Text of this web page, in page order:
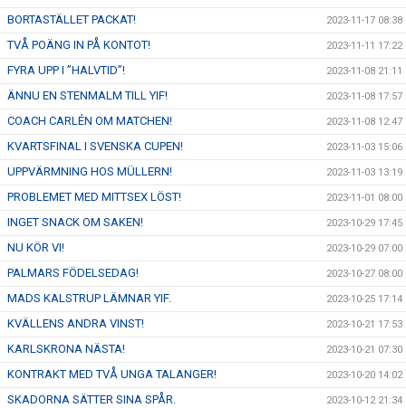
BORTASTÄLLET PACKAT! 2023-11-17 08:38
TVÅ POÄNG IN PÅ KONTOT! 2023-11-11 17:22
FYRA UPP I ”HALVTID”! 2023-11-08 21:11
ÄNNU EN STENMALM TILL YIF! 2023-11-08 17:57
COACH CARLÉN OM MATCHEN! 2023-11-08 12:47
KVARTSFINAL I SVENSKA CUPEN! 2023-11-03 15:06
UPPVÄRMNING HOS MÜLLERN! 2023-11-03 13:19
PROBLEMET MED MITTSEX LÖST! 2023-11-01 08:00
INGET SNACK OM SAKEN! 2023-10-29 17:45
NU KÖR VI! 2023-10-29 07:00
PALMARS FÖDELSEDAG! 2023-10-27 08:00
MADS KALSTRUP LÄMNAR YIF. 2023-10-25 17:14
KVÄLLENS ANDRA VINST! 2023-10-21 17:53
KARLSKRONA NÄSTA! 2023-10-21 07:30
KONTRAKT MED TVÅ UNGA TALANGER! 2023-10-20 14:02
SKADORNA SÄTTER SINA SPÅR. 2023-10-12 21:34